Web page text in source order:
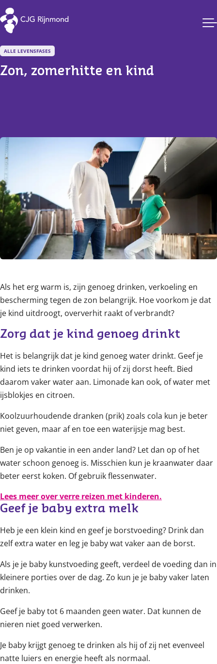
CJG Rijnmond
ALLE LEVENSFASES
Zon, zomerhitte en kind
Als het erg warm is, zijn genoeg drinken, verkoeling en
bescherming tegen de zon belangrijk. Hoe voorkom je dat
je kind uitdroogt, oververhit raakt of verbrandt?
Zorg dat je kind genoeg drinkt
Het is belangrijk dat je kind genoeg water drinkt. Geef je
kind iets te drinken voordat hij of zij dorst heeft. Bied
daarom vaker water aan. Limonade kan ook, of water met
ijsblokjes en citroen.
Koolzuurhoudende dranken (prik) zoals cola kun je beter
niet geven, maar af en toe een waterijsje mag best.
Ben je op vakantie in een ander land? Let dan op of het
water schoon genoeg is. Misschien kun je kraanwater daar
beter eerst koken. Of gebruik flessenwater.
Lees meer over verre reizen met kinderen.
Geef je baby extra melk
Heb je een klein kind en geef je borstvoeding? Drink dan
zelf extra water en leg je baby wat vaker aan de borst.
Als je je baby kunstvoeding geeft, verdeel de voeding dan in
kleinere porties over de dag. Zo kun je je baby vaker laten
drinken.
Geef je baby tot 6 maanden geen water. Dat kunnen de
nieren niet goed verwerken.
Je baby krijgt genoeg te drinken als hij of zij net evenveel
natte luiers en energie heeft als normaal.